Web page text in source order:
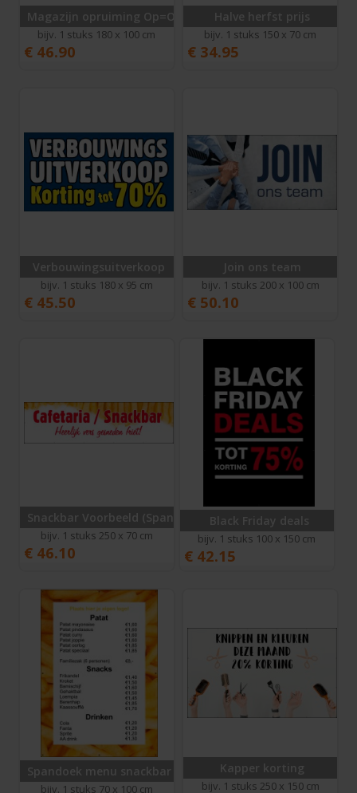
Magazijn opruiming Op=Op
bijv. 1 stuks 180 x 100 cm
€ 46.90
Halve herfst prijs
bijv. 1 stuks 150 x 70 cm
€ 34.95
Verbouwingsuitverkoop
bijv. 1 stuks 180 x 95 cm
€ 45.50
Join ons team
bijv. 1 stuks 200 x 100 cm
€ 50.10
Snackbar Voorbeeld (Spandoek)
bijv. 1 stuks 250 x 70 cm
€ 46.10
Black Friday deals
bijv. 1 stuks 100 x 150 cm
€ 42.15
Spandoek menu snackbar
bijv. 1 stuks 70 x 100 cm
Kapper korting
bijv. 1 stuks 250 x 150 cm